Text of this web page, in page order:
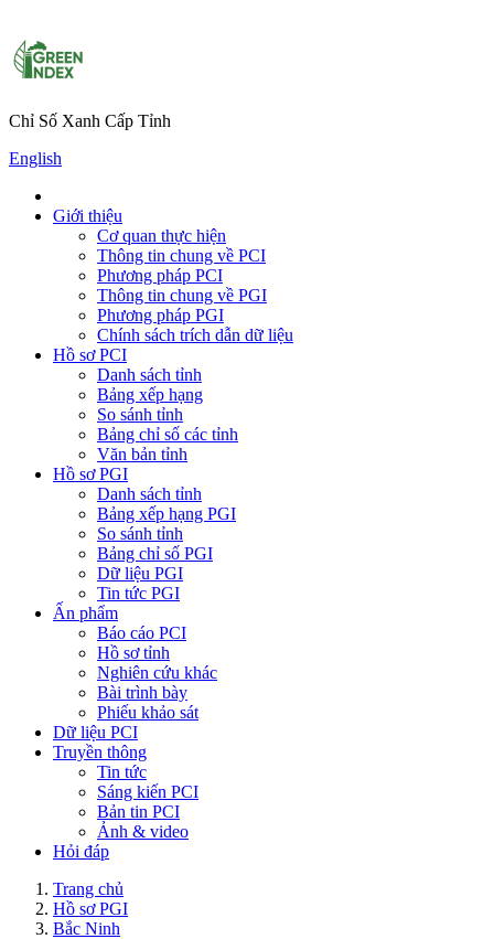
Chỉ Số Xanh Cấp Tỉnh
English
Giới thiệu
Cơ quan thực hiện
Thông tin chung về PCI
Phương pháp PCI
Thông tin chung về PGI
Phương pháp PGI
Chính sách trích dẫn dữ liệu
Hồ sơ PCI
Danh sách tỉnh
Bảng xếp hạng
So sánh tỉnh
Bảng chỉ số các tỉnh
Văn bản tỉnh
Hồ sơ PGI
Danh sách tỉnh
Bảng xếp hạng PGI
So sánh tỉnh
Bảng chỉ số PGI
Dữ liệu PGI
Tin tức PGI
Ấn phẩm
Báo cáo PCI
Hồ sơ tỉnh
Nghiên cứu khác
Bài trình bày
Phiếu khảo sát
Dữ liệu PCI
Truyền thông
Tin tức
Sáng kiến PCI
Bản tin PCI
Ảnh & video
Hỏi đáp
Trang chủ
Hồ sơ PGI
Bắc Ninh